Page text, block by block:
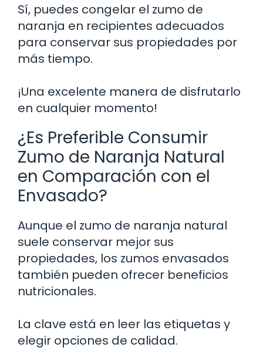
Sí, puedes congelar el zumo de
naranja en recipientes adecuados
para conservar sus propiedades por
más tiempo.
¡Una excelente manera de disfrutarlo
en cualquier momento!
¿Es Preferible Consumir
Zumo de Naranja Natural
en Comparación con el
Envasado?
Aunque el zumo de naranja natural
suele conservar mejor sus
propiedades, los zumos envasados
también pueden ofrecer beneficios
nutricionales.
La clave está en leer las etiquetas y
elegir opciones de calidad.